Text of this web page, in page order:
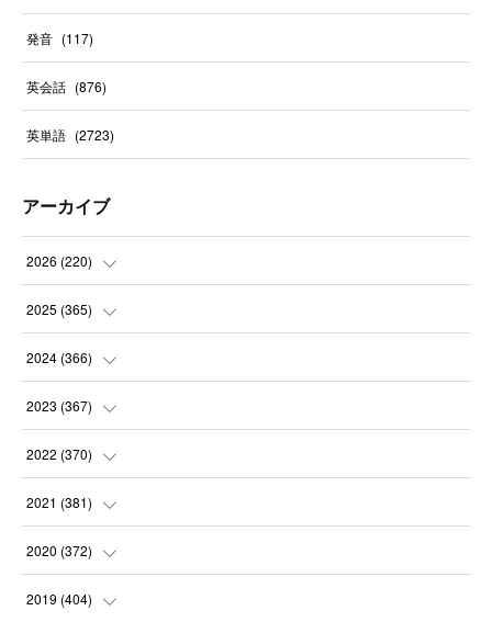
発音 (117)
英会話 (876)
英単語 (2723)
アーカイブ
2026 (220)
(9)
(31
(30
(31
2025 (365)
(31
(30
(31
(30
2024 (366)
(32
(30
(31
(30
2023 (367)
(31
(31
(31
(30
2022 (370)
(31
(31
(31
2021 (381)
(35
(37
2020 (372)
(32
2019 (404)